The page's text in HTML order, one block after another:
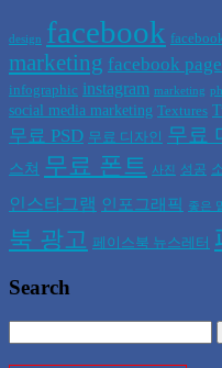
design facebook
marketing facebook page
infographic instagram marketing
social media marketing Textures
무료 PSD 무료 디자인 무료
스쳐 무료 폰트 사진 성공
인스타그램 인포그래픽 좋은
북 광고 페이스북 뉴스레터
Search